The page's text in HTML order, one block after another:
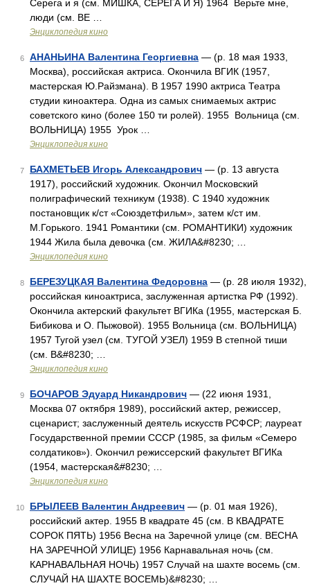
Серега и я (см. МИШКА, СЕРЕГА И Я) 1964 Верьте мне,
люди (см. ВЕ …
Энциклопедия кино
6 АНАНЬИНА Валентина Георгиевна — (р. 18 мая 1933,
Москва), российская актриса. Окончила ВГИК (1957,
мастерская Ю.Райзмана). В 1957 1990 актриса Театра
студии киноактера. Одна из самых снимаемых актрис
советского кино (более 150 ти ролей). 1955 Вольница (см.
ВОЛЬНИЦА) 1955 Урок …
Энциклопедия кино
7 БАХМЕТЬЕВ Игорь Александрович — (р. 13 августа
1917), российский художник. Окончил Московский
полиграфический техникум (1938). С 1940 художник
постановщик к/ст «Союздетфильм», затем к/ст им.
М.Горького. 1941 Романтики (см. РОМАНТИКИ) художник
1944 Жила была девочка (см. ЖИЛА&#8230; …
Энциклопедия кино
8 БЕРЕЗУЦКАЯ Валентина Федоровна — (р. 28 июля 1932),
российская киноактриса, заслуженная артистка РФ (1992).
Окончила актерский факультет ВГИКа (1955, мастерская Б.
Бибикова и О. Пыжовой). 1955 Вольница (см. ВОЛЬНИЦА)
1957 Тугой узел (см. ТУГОЙ УЗЕЛ) 1959 В степной тиши
(см. В&#8230; …
Энциклопедия кино
9 БОЧАРОВ Эдуард Никандрович — (22 июня 1931,
Москва 07 октября 1989), российский актер, режиссер,
сценарист; заслуженный деятель искусств РСФСР; лауреат
Государственной премии СССР (1985, за фильм «Семеро
солдатиков»). Окончил режиссерский факультет ВГИКа
(1954, мастерская&#8230; …
Энциклопедия кино
10 БРЫЛЕЕВ Валентин Андреевич — (р. 01 мая 1926),
российский актер. 1955 В квадрате 45 (см. В КВАДРАТЕ
СОРОК ПЯТЬ) 1956 Весна на Заречной улице (см. ВЕСНА
НА ЗАРЕЧНОЙ УЛИЦЕ) 1956 Карнавальная ночь (см.
КАРНАВАЛЬНАЯ НОЧЬ) 1957 Случай на шахте восемь (см.
СЛУЧАЙ НА ШАХТЕ ВОСЕМЬ)&#8230; …